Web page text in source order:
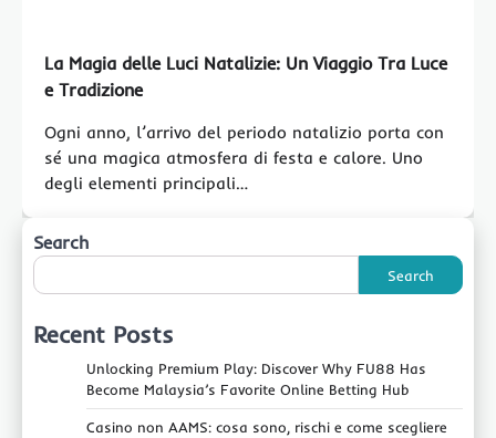
La Magia delle Luci Natalizie: Un Viaggio Tra Luce
e Tradizione
Ogni anno, l’arrivo del periodo natalizio porta con
sé una magica atmosfera di festa e calore. Uno
degli elementi principali…
Search
Search
Recent Posts
Unlocking Premium Play: Discover Why FU88 Has
Become Malaysia’s Favorite Online Betting Hub
Casino non AAMS: cosa sono, rischi e come scegliere